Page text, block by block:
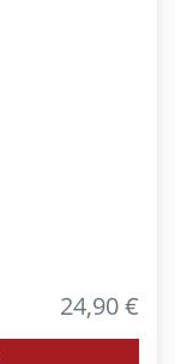
24,90 €